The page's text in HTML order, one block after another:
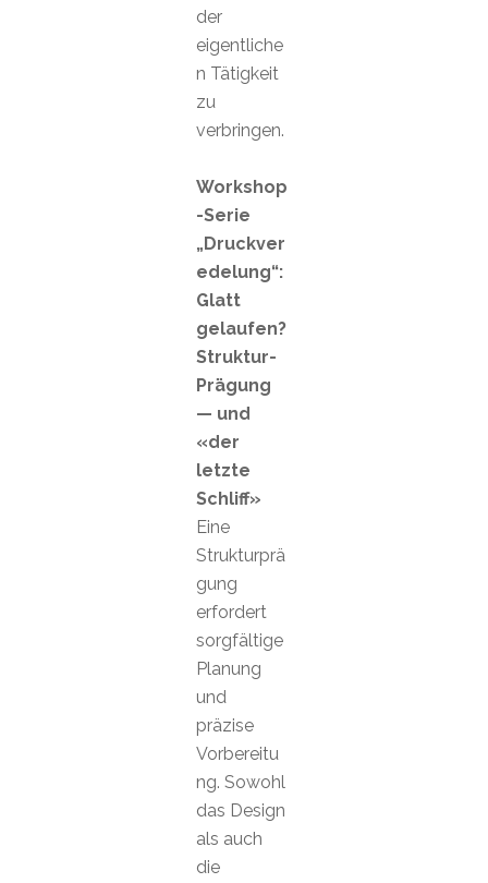
der
eigentliche
n Tätigkeit
zu
verbringen.
Workshop
-Serie
„Druckver
edelung“:
Glatt
gelaufen?
Struktur-
Prägung
— und
«der
letzte
Schliff»
Eine
Strukturprä
gung
erfordert
sorgfältige
Planung
und
präzise
Vorbereitu
ng. Sowohl
das Design
als auch
die